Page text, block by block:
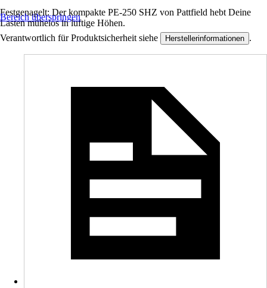
Festgenagelt: Der kompakte PE-250 SHZ von Pattfield hebt Deine
Lasten mühelos in luftige Höhen.
Bereich überspringen
Verantwortlich für Produktsicherheit siehe Herstellerinformationen .